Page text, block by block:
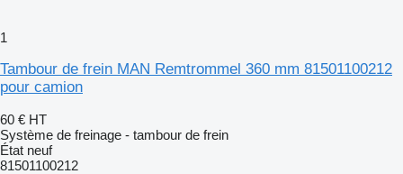
1
Tambour de frein MAN Remtrommel 360 mm 81501100212
pour camion
60 € HT
Système de freinage - tambour de frein
État neuf
81501100212